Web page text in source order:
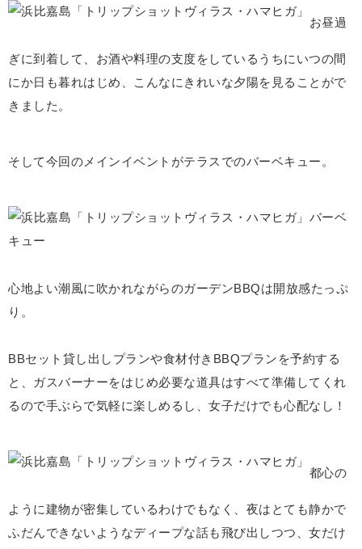
お昼過
ぎに到着して、お酒や料理の支度をしているうちにいつの間
にか日も暮れはじめ、こんなにきれいな夕陽を見ることがで
きました。
そして今回のメインイベントがテラスでのバーベキュー。
心地よい潮風に吹かれながらのガーデンBBQは開放感たっぷ
り。
BBセット貸し出しプランや食材付きBBQプランを予約する
と、ガスバーナーをはじめ必要な道具はすべて準備してくれ
るので手ぶらで気軽に楽しめるし、女子だけでも心配なし！
都心の
ように建物が密集しているわけでもなく、夜はとても静かで
ふだんできないようなディープな話も飛び出しつつ、女だけ